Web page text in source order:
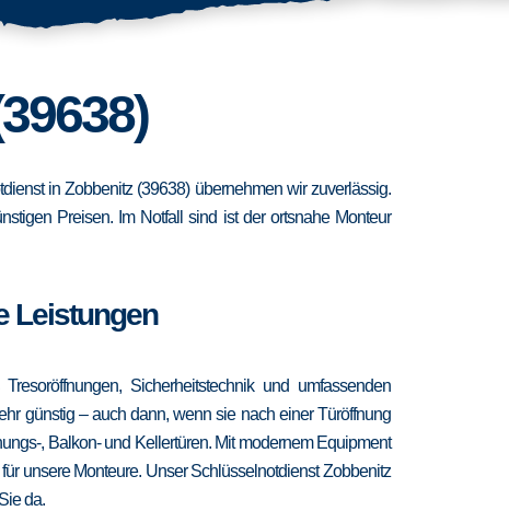
in Zobbenitz (39638) übernehmen wir zuverlässig.
Preisen. Im Notfall sind ist der ortsnahe Monteur
Leistungen
Sicherheitstechnik und umfassenden
günstig – auch dann, wenn sie nach einer Türöffnung
, Balkon- und Kellertüren. Mit modernem Equipment
unsere Monteure. Unser Schlüsselnotdienst Zobbenitz
da.